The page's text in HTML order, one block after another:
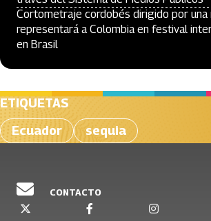
Cortometraje cordobés dirigido por una
representará a Colombia en festival
en Brasil
ETIQUETAS
Ecuador
sequia
CONTACTO